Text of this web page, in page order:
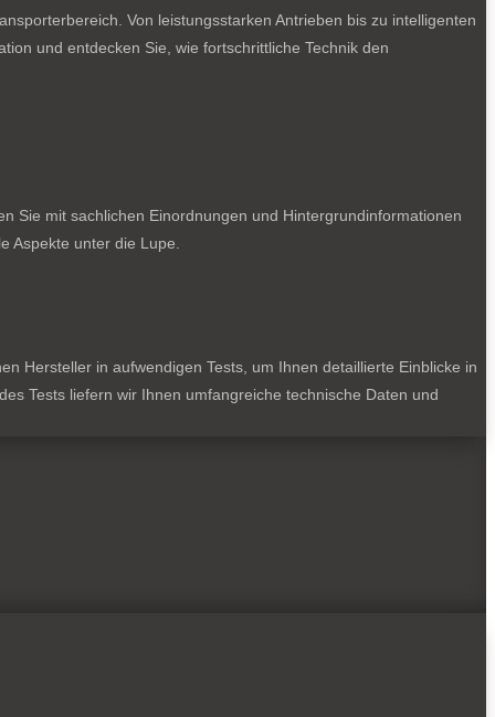
Von leistungsstarken Antrieben bis zu intelligenten
und entdecken Sie, wie fortschrittliche Technik den
Sie mit sachlichen Einordnungen und Hintergrundinformationen
Aspekte unter die Lupe.
Hersteller in aufwendigen Tests, um Ihnen detaillierte Einblicke in
Tests liefern wir Ihnen umfangreiche technische Daten und